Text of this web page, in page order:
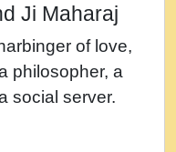
करम क !!!! मह दद
Shri ravinandan
Ji Maharaj
of love,
philosopher, a
social server.